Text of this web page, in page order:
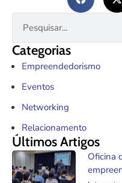
Categorias
Empreendedorismo
Eventos
Networking
Relacionamento
Últimos Artigos
Oficina